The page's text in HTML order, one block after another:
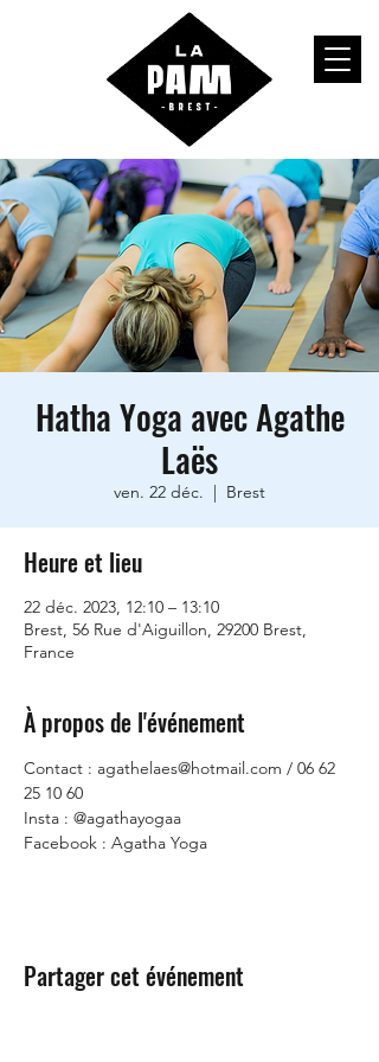
Hatha Yoga avec Agathe
Laës
ven. 22 déc.
  |
Brest
Heure et lieu
22 déc. 2023, 12:10 – 13:10
Brest, 56 Rue d'Aiguillon, 29200 Brest,
France
À propos de l'événement
Contact : agathelaes@hotmail.com / 06 62
25 10 60
Insta : @agathayogaa
Facebook : Agatha Yoga
Partager cet événement